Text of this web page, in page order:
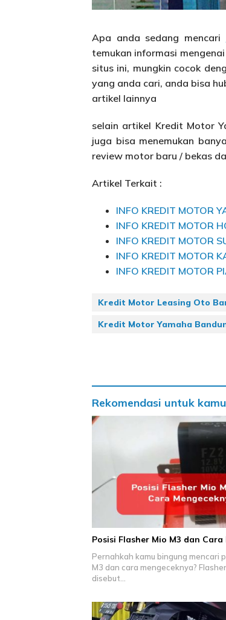
Apa anda sedang mencari
temukan informasi
situs ini, mungkin cocok
yang anda cari, anda bisa
artikel lainnya
selain artikel Kredit Motor
juga bisa menemukan
review motor baru / bekas
Artikel Terkait :
INFO KREDIT MOTOR
INFO KREDIT MOTOR
INFO KREDIT MOTOR
INFO KREDIT MOTOR
INFO KREDIT MOTOR
Kredit Motor Leasing Oto
Kredit Motor Yamaha
Rekomendasi untuk kamu
Posisi Flasher Mio M3 dan Cara
Pernahkah kamu bingung mencari
M3 dan cara mengeceknya?
disebut…